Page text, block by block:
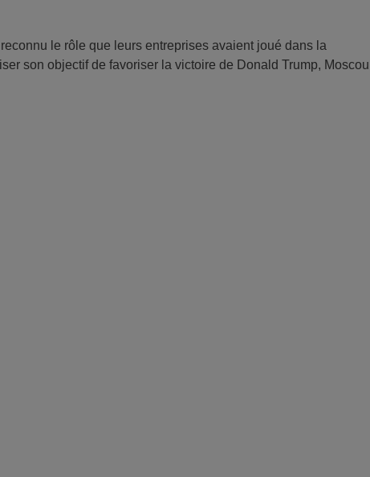
le rôle que leurs entreprises avaient joué dans la
son objectif de favoriser la victoire de Donald Trump, Moscou